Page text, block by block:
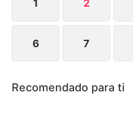
1 2
6 7
Recomendado para ti